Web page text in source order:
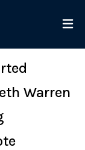
Warren